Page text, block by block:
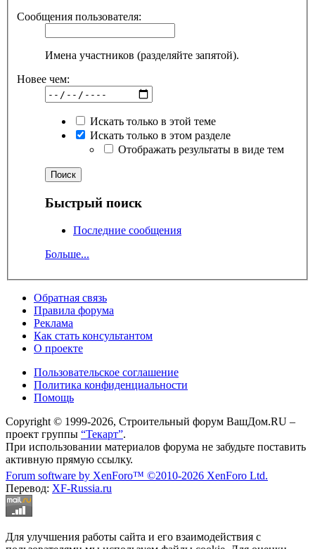
Сообщения пользователя:
Имена участников (разделяйте запятой).
Новее чем:
Искать только в этой теме
Искать только в этом разделе
Отображать результаты в виде тем
Быстрый поиск
Последние сообщения
Больше...
Обратная связь
Правила форума
Реклама
Как стать консультантом
О проекте
Пользовательское соглашение
Политика конфиденциальности
Помощь
Copyright © 1999-2026, Строительный форум ВашДом.RU –
проект группы “Текарт”.
При использовании материалов форума не забудьте поставить
активную прямую ссылку.
Forum software by XenForo™ ©2010-2026 XenForo Ltd.
Перевод: XF-Russia.ru
Для улучшения работы сайта и его взаимодействия с